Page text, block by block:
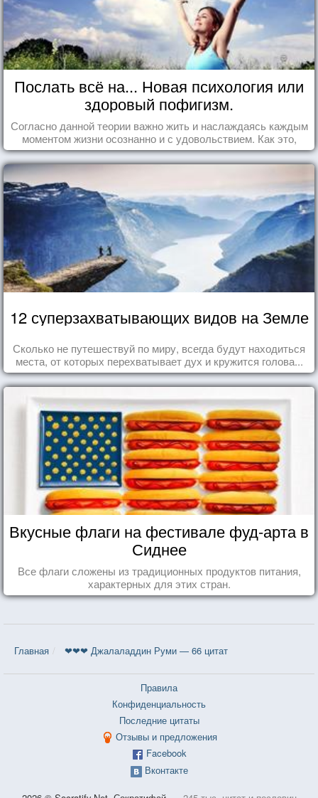
Послать всё на... Новая психология или
здоровый пофигизм.
Согласно данной теории важно жить и наслаждаясь каждым
моментом жизни осознанно и с удовольствием. Как это,
попробуем разобраться на реальных примерах.
12 суперзахватывающих видов на Земле
Сколько не путешествуй по миру, всегда будут находиться
места, от которых перехватывает дух и кружится голова...
Вкусные флаги на фестивале фуд-арта в
Сиднее
Все флаги сложены из традиционных продуктов питания,
характерных для этих стран.
Главная ❤❤❤ Джалаладдин Руми — 66 цитат
Правила
Конфиденциальность
Последние цитаты
Отзывы и предложения
Facebook
Вконтакте